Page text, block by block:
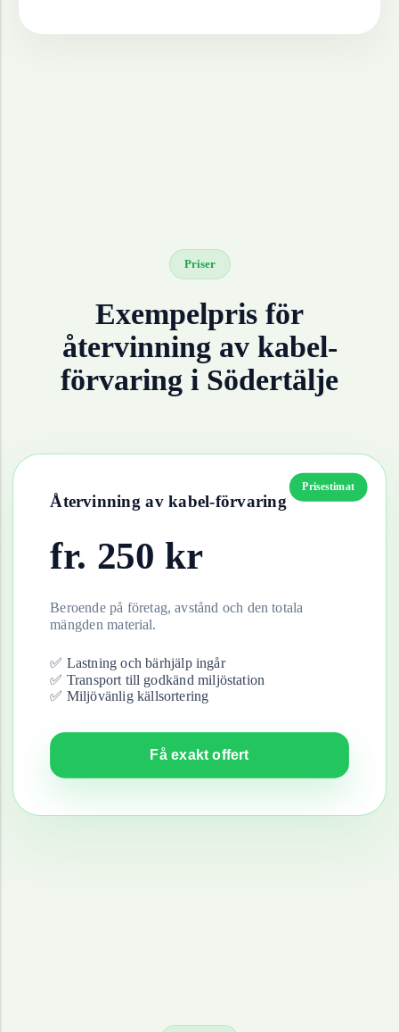
Priser
Exempelpris för
återvinning av kabel-
förvaring i Södertälje
Prisestimat
Återvinning av kabel-förvaring
fr. 250 kr
Beroende på företag, avstånd och den totala
mängden material.
✅ Lastning och bärhjälp ingår
✅ Transport till godkänd miljöstation
✅ Miljövänlig källsortering
Få exakt offert